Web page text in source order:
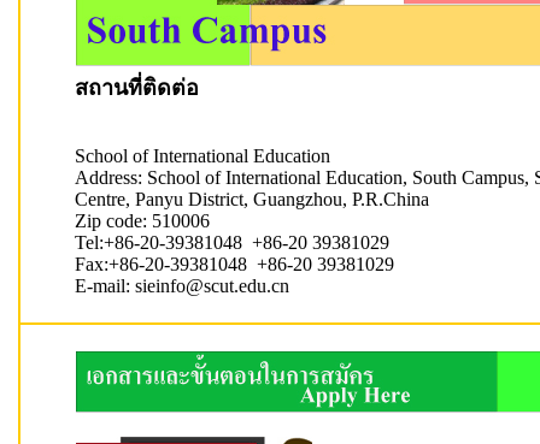
สถานที่ติดต่อ
School of International Education
Address: School of International Education, South
Centre, Panyu District, Guangzhou, P.R.China
Zip code: 510006
Tel:+86-20-39381048 +86-20 39381029
Fax:+86-20-39381048 +86-20 39381029
E-mail: sieinfo@scut.edu.cn